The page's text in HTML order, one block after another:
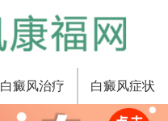
白癜风治疗 白癜风症状